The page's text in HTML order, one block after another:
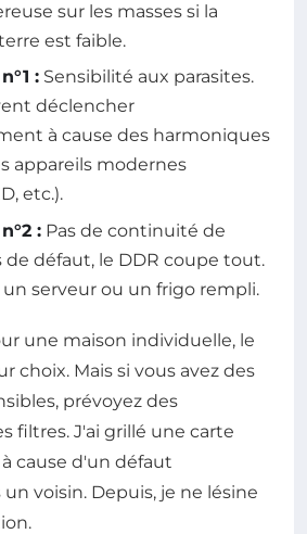
sur les masses si la
est faible.
: Sensibilité aux parasites.
déclencher
à cause des harmoniques
appareils modernes
etc.).
: Pas de continuité de
de défaut, le DDR coupe tout.
un serveur ou un frigo rempli.
une maison individuelle, le
choix. Mais si vous avez des
prévoyez des
filtres. J'ai grillé une carte
cause d'un défaut
voisin. Depuis, je ne lésine